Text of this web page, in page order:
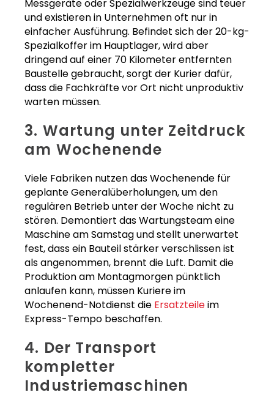
Messgeräte oder Spezialwerkzeuge sind teuer
und existieren in Unternehmen oft nur in
einfacher Ausführung. Befindet sich der 20-kg-
Spezialkoffer im Hauptlager, wird aber
dringend auf einer 70 Kilometer entfernten
Baustelle gebraucht, sorgt der Kurier dafür,
dass die Fachkräfte vor Ort nicht unproduktiv
warten müssen.
3. Wartung unter Zeitdruck
am Wochenende
Viele Fabriken nutzen das Wochenende für
geplante Generalüberholungen, um den
regulären Betrieb unter der Woche nicht zu
stören. Demontiert das Wartungsteam eine
Maschine am Samstag und stellt unerwartet
fest, dass ein Bauteil stärker verschlissen ist
als angenommen, brennt die Luft. Damit die
Produktion am Montagmorgen pünktlich
anlaufen kann, müssen Kuriere im
Wochenend-Notdienst die Ersatzteileim
Express-Tempo beschaffen.
4. Der Transport
kompletter
Industriemaschinen